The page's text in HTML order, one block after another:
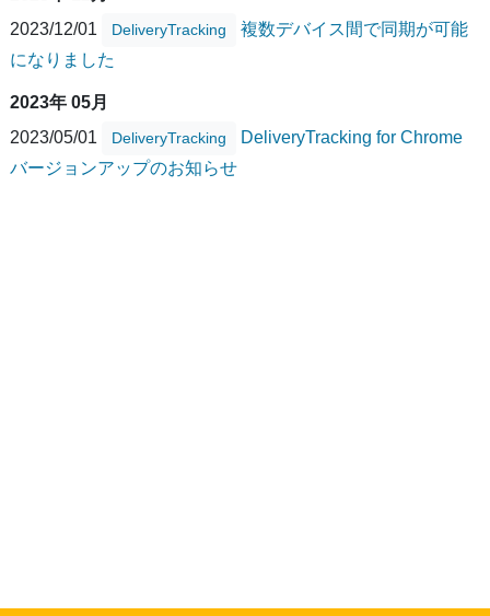
2023/12/01
DeliveryTracking
複数デバイス間で同期が可能
になりました
2023年 05月
2023/05/01
DeliveryTracking
DeliveryTracking for Chrome
バージョンアップのお知らせ